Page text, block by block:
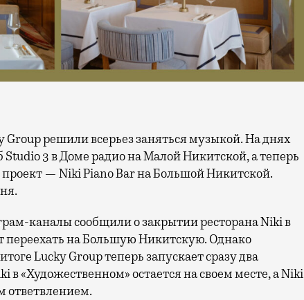
3 в Доме радио на Малой Никитской, а теперь
проект — Niki Piano Bar на Большой Никитской.
каналы сообщили о закрытии ресторана Niki в
переехать на Большую Никитскую. Однако
Lucky Group теперь запускает сразу два
в «Художественном» остается на своем месте, а Niki
ответвлением.